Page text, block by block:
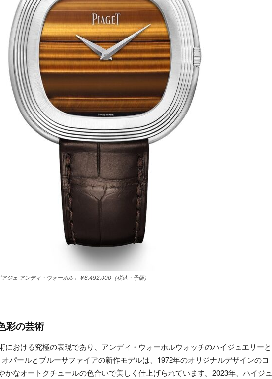
ジェ アンディ・ウォーホル」￥8,492,000（税込・予価）
彩の芸術
における究極の表現であり、アンディ・ウォーホルウォッチのハイジュエリーと
パールとブルーサファイアの新作モデルは、1972年のオリジナルデザインのコ
かなオートクチュールの色合いで美しく仕上げられています。2023年、ハイジュ